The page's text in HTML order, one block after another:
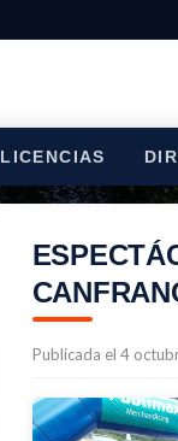
LICENCIAS
Publicada el 4